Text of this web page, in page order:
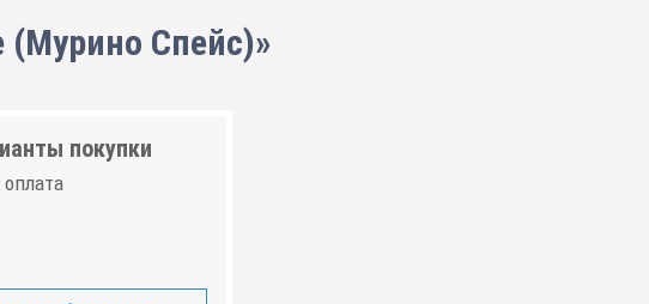
(Мурино Спейс)»
покупки
оплата